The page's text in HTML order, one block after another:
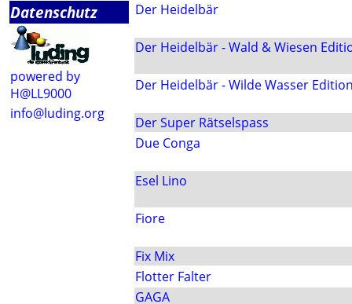
Datenschutz
powered by
H@LL9000
info@luding.org
Der Heidelbär
Der Heidelbär - Wald & Wiesen
Der Heidelbär - Wilde Wasser
Der Super Rätselspass
Due Conga
Esel Lino
Fiore
Fix Mix
Flotter Falter
GAGA